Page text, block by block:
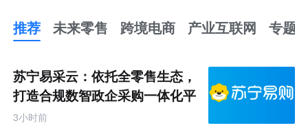
推荐 未来零售 跨境电商 产业互联网 专题
未
来
零
售
跨
境
苏宁易采云：依托全零售生态，
打造合规数智政企采购一体化平
台
3小时前